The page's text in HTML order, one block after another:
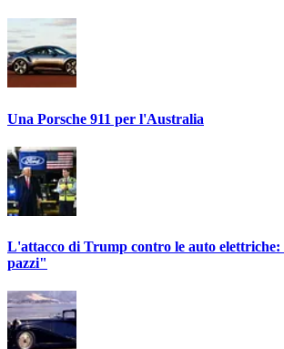
Una Porsche 911 per l'Australia
L'attacco di Trump contro le auto elettriche:
pazzi"